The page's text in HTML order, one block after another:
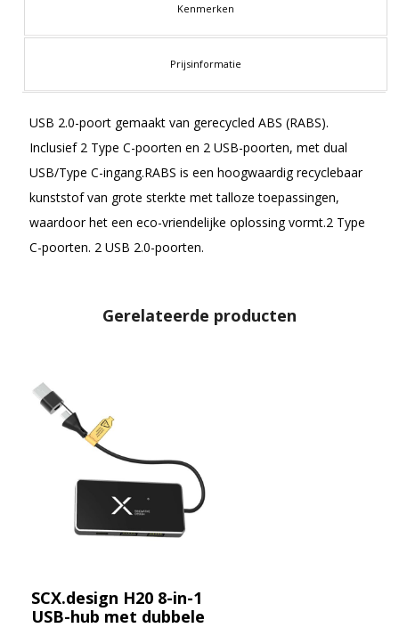
Kenmerken
Prijsinformatie
USB 2.0-poort gemaakt van gerecycled ABS (RABS).
Inclusief 2 Type C-poorten en 2 USB-poorten, met dual
USB/Type C-ingang.RABS is een hoogwaardig recyclebaar
kunststof van grote sterkte met talloze toepassingen,
waardoor het een eco-vriendelijke oplossing vormt.2 Type
C-poorten. 2 USB 2.0-poorten.
Gerelateerde producten
SCX.design H20 8-in-1
USB-hub met dubbele